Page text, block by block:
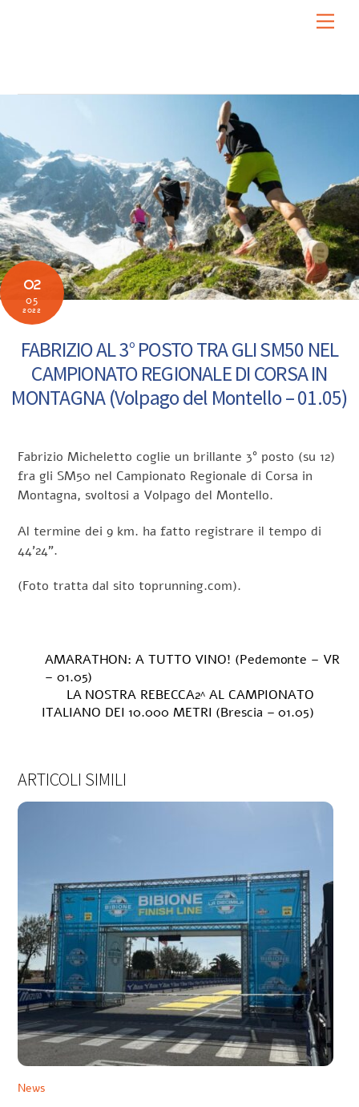
02
05
2022
FABRIZIO AL 3° POSTO TRA GLI SM50 NEL
CAMPIONATO REGIONALE DI CORSA IN
MONTAGNA (Volpago del Montello – 01.05)
Fabrizio Micheletto coglie un brillante 3° posto (su 12)
fra gli SM50 nel Campionato Regionale di Corsa in
Montagna, svoltosi a Volpago del Montello.
Al termine dei 9 km. ha fatto registrare il tempo di
44’24”.
(Foto tratta dal sito toprunning.com).
AMARATHON: A TUTTO VINO! (Pedemonte – VR
– 01.05)
LA NOSTRA REBECCA2^ AL CAMPIONATO
ITALIANO DEI 10.000 METRI (Brescia – 01.05)
ARTICOLI SIMILI
News